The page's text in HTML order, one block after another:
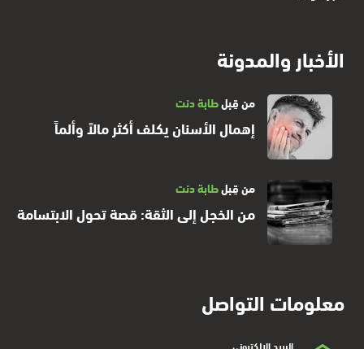
الأخبار والمدونة
من قِبلطابة دنت
إهمال الأسنان يكلف أكثر مالاً وألماً
من قِبلطابة دنت
من الخجل إلى الثقة: قصة تحول الابتسامة
معلومات التواصل
البريد الالكتروني